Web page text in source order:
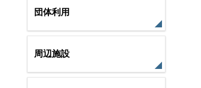
団体利用
周辺施設